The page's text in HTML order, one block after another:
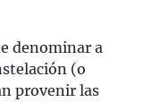
denominar a
(o
provenir las